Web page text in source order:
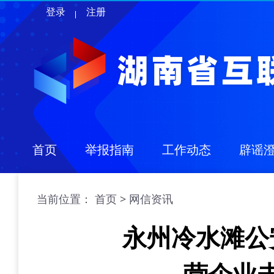
登录 注册
首页 举报指南 工作动态 辟谣
当前位置： 首页 > 网信资讯
永州冷水滩